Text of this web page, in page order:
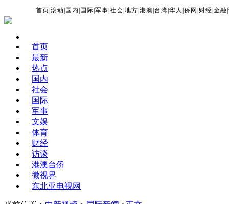
首页 |滚动 国内 国际 |军事 |社会 |地方 |港澳 台湾 |华人 |侨网 财经 |金融 |
首页
最新
热点
国内
社会
国际
军事
文娱
体育
财经
访谈
港澳台侨
微视界
东北亚电视网